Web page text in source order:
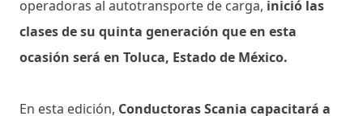
operadoras al autotransporte de carga, inició las
clases de su quinta generación que en esta
ocasión será en Toluca, Estado de México.
En esta edición, Conductoras Scania capacitará a